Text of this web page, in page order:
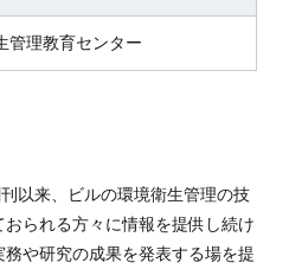
管理教育センター
以来、ビルの環境衛生管理の技
られる方々に情報を提供し続け
や研究の成果を発表する場を提